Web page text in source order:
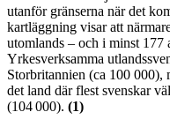
utanför gränserna när det
kartläggning visar att
utomlands – och i minst 177
Yrkesverksamma
Storbritannien (ca 100 000),
det land där flest svenskar
(104 000). (1)